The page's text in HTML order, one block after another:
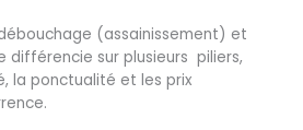
(assainissement) et
différencie sur plusieurs piliers,
la ponctualité et les prix